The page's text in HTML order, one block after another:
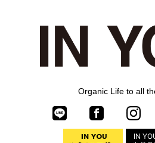
Organic Life to all
IN